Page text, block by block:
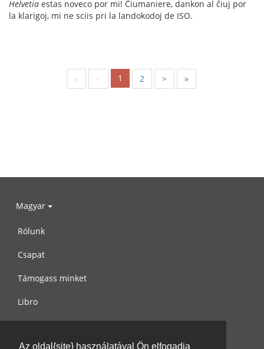
Az oldal{site} használatával Ön elfogadja
Helvetia estas noveco por mi! Ĉiumaniere, dankon al ĉiuj por
la klarigoj, mi ne sciis pri la landokodoj de ISO.
« < 1 2 > »
Magyar
Rólunk
Csapat
Támogass minket
Libro